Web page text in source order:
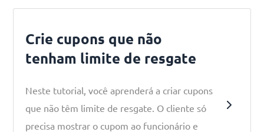
Crie cupons que não
tenham limite de resgate
Neste tutorial, você aprenderá a criar cupons
que não têm limite de resgate. O cliente só
precisa mostrar o cupom ao funcionário e